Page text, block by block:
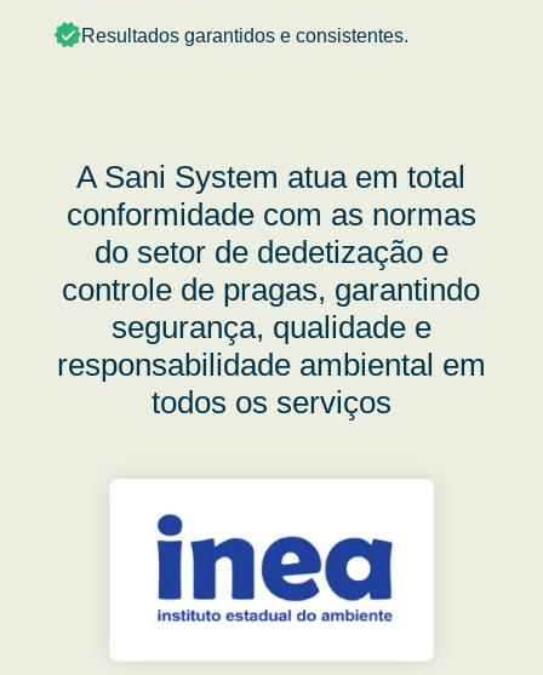
Resultados garantidos e consistentes.
A Sani System atua em total
conformidade com as normas
do setor de dedetização e
controle de pragas, garantindo
segurança, qualidade e
responsabilidade ambiental em
todos os serviços